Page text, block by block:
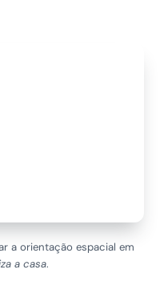
a orientação espacial em
a casa.